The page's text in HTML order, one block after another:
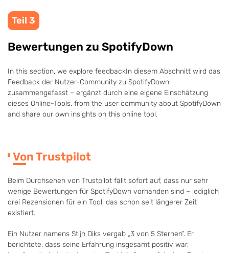
Teil 3
Bewertungen zu SpotifyDown
In this section, we explore feedbackIn diesem Abschnitt wird das
Feedback der Nutzer-Community zu SpotifyDown
zusammengefasst – ergänzt durch eine eigene Einschätzung
dieses Online-Tools. from the user community about SpotifyDown
and share our own insights on this online tool.
Von Trustpilot
Beim Durchsehen von Trustpilot fällt sofort auf, dass nur sehr
wenige Bewertungen für SpotifyDown vorhanden sind – lediglich
drei Rezensionen für ein Tool, das schon seit längerer Zeit
existiert.
Ein Nutzer namens Stijn Diks vergab „3 von 5 Sternen“. Er
berichtete, dass seine Erfahrung insgesamt positiv war,